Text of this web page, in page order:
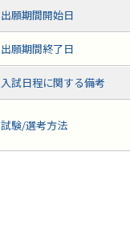
出願期間開始日
出願期間終了日
入試日程に関する備考
試験/選考方法